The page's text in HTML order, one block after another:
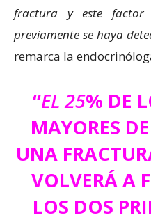
fractura y este factor
previamente se haya
remarca la
“EL 25% DE
MAYORES
UNA
VOLVERÁ A
LOS DOS